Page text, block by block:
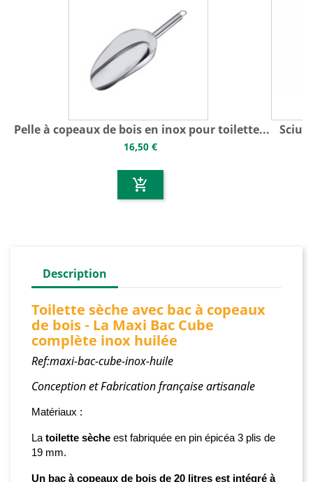
Pelle à copeaux de bois en inox pour toilette...
16,50 €
add_shopping_cart
Description
Toilette sèche avec bac à copeaux
de bois - La Maxi Bac Cube
complète inox huilée
Ref:maxi-bac-cube-inox-huile
Conception et Fabrication française artisanale
Matériaux :
La toilette sèche est fabriquée en pin épicéa 3 plis de
19 mm.
Un bac à copeaux de bois de 20 litres est intégré à